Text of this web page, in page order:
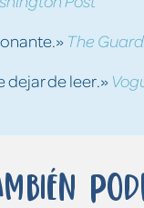
The
dejar de leer.»